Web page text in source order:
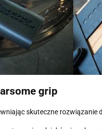
grip
skuteczne rozwiązanie